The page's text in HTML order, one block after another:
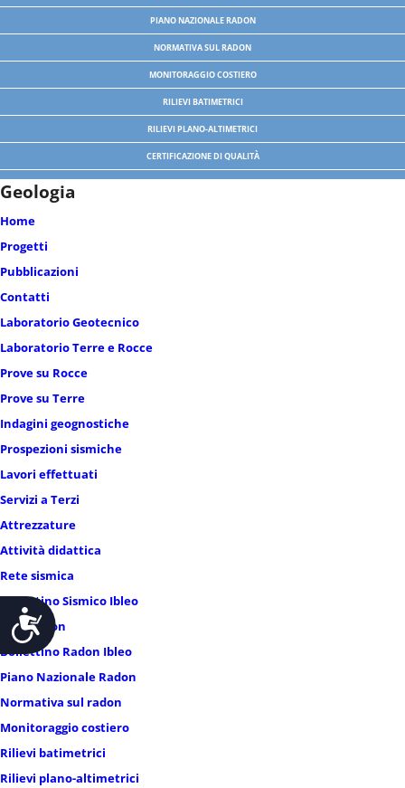
Accessibilità
PIANO NAZIONALE RADON
NORMATIVA SUL RADON
MONITORAGGIO COSTIERO
RILIEVI BATIMETRICI
RILIEVI PLANO-ALTIMETRICI
CERTIFICAZIONE DI QUALITÀ
Geologia
Home
Progetti
Pubblicazioni
Contatti
Laboratorio Geotecnico
Laboratorio Terre e Rocce
Prove su Rocce
Prove su Terre
Indagini geognostiche
Prospezioni sismiche
Lavori effettuati
Servizi a Terzi
Attrezzature
Attività didattica
Rete sismica
Bollettino Sismico Ibleo
Rete radon
Bollettino Radon Ibleo
Piano Nazionale Radon
Normativa sul radon
Monitoraggio costiero
Rilievi batimetrici
Rilievi plano-altimetrici